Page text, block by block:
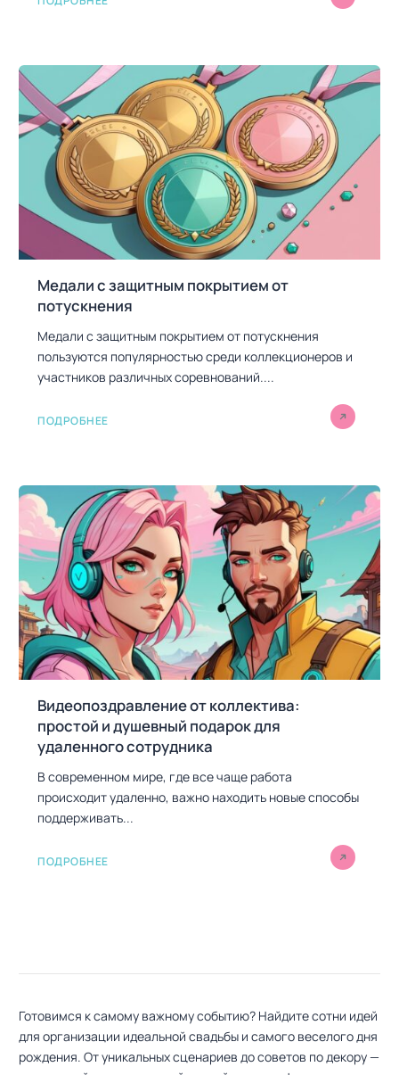
Медали с защитным покрытием от
потускнения
Медали с защитным покрытием от потускнения
пользуются популярностью среди коллекционеров и
участников различных соревнований....
ПОДРОБНЕЕ
Видеопоздравление от коллектива:
простой и душевный подарок для
удаленного сотрудника
В современном мире, где все чаще работа
происходит удаленно, важно находить новые способы
поддерживать...
ПОДРОБНЕЕ
Готовимся к самому важному событию? Найдите сотни идей
для организации идеальной свадьбы и самого веселого дня
рождения. От уникальных сценариев до советов по декору —